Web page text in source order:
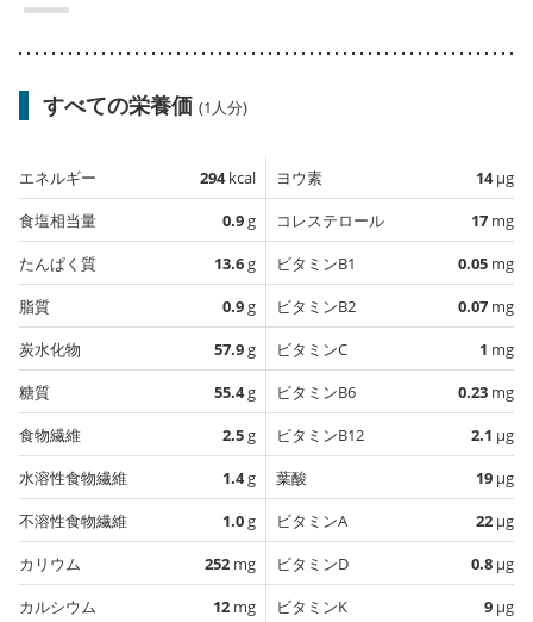
すべての栄養価 (1人分)
エネルギー 294kcal
食塩相当量
0.9g
たんぱく質
13.6g
脂質
0.9g
炭水化物
57.9g
糖質
55.4g
食物繊維
2.5g
水溶性食物繊維
1.4g
不溶性食物繊維
1.0g
カリウム
252 mg
カルシウム
12 mg
ヨウ素 14µg
コレステロール
17 mg
ビタミンB1
0.05 mg
ビタミンB2
0.07 mg
ビタミンC
1 mg
ビタミンB6
0.23 mg
ビタミンB12
2.1 µg
葉酸
19 µg
ビタミンA
22 µg
ビタミンD
0.8 µg
ビタミンK
9 µg